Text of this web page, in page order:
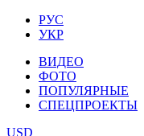
РУС
УКР
ВИДЕО
ФОТО
ПОПУЛЯРНЫЕ
СПЕЦПРОЕКТЫ
USD